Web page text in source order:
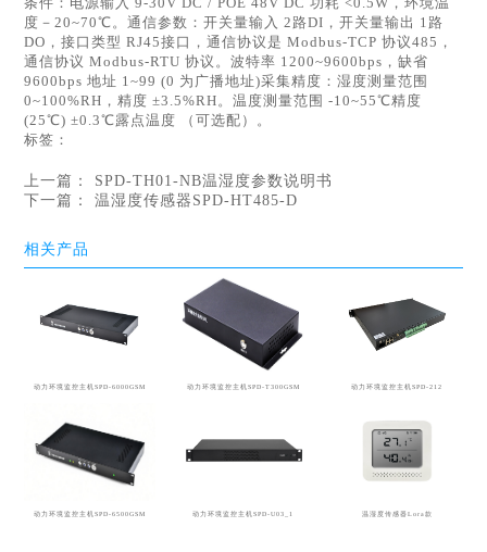
度－20~70℃。通信参数：开关量输入 2路DI，开关量输出 1路
DO，接口类型 RJ45接口，通信协议是 Modbus-TCP 协议485，
通信协议 Modbus-RTU 协议。波特率 1200~9600bps，缺省
9600bps 地址 1~99 (0 为广播地址)采集精度：湿度测量范围
0~100%RH，精度 ±3.5%RH。温度测量范围 -10~55℃精度
(25℃) ±0.3℃露点温度 （可选配）。
标签：
上一篇： SPD-TH01-NB温湿度参数说明书
下一篇：温湿度传感器SPD-HT485-D
相关产品
动力环境监控主机SPD-6000GSM 动力环境监控主机SPD-T300GSM 动力环境监控主机SPD-212
动力环境监控主机SPD-6500GSM 动力环境监控主机SPD-U03_1 温湿度传感器Lora款